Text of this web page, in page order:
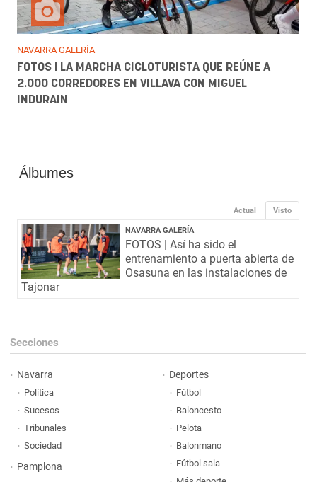
NAVARRA GALERÍA
FOTOS | LA MARCHA CICLOTURISTA QUE REÚNE A
2.000 CORREDORES EN VILLAVA CON MIGUEL
INDURAIN
Álbumes
Visto
Actual
NAVARRA GALERÍA
FOTOS | Así ha sido el
entrenamiento a puerta abierta de
Osasuna en las instalaciones de
Tajonar
Secciones
Navarra
Política
Sucesos
Tribunales
Sociedad
Pamplona
Deportes
Fútbol
Baloncesto
Pelota
Balonmano
Fútbol sala